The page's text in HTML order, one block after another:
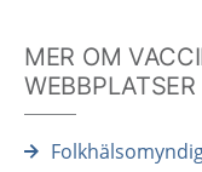
MER OM
WEBBPLATSER